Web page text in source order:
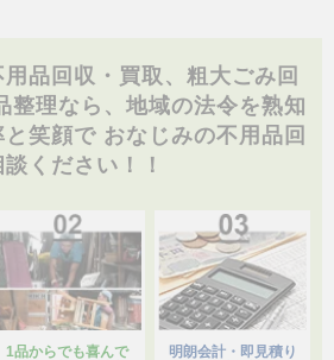
用品回収・買取、粗大ごみ回
整理なら、地域の法令を熟知
と笑顔で おなじみの不用品回
ください！！
1品からでも喜んで
明朗会計・即見積り